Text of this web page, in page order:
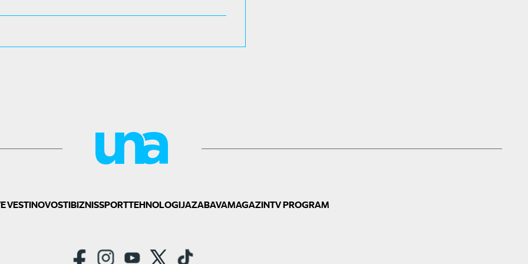
VESTINOVOSTIBIZNISSPORTTEHNOLOGIJAZABAVAMAGAZINTV PROGRAM